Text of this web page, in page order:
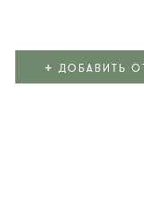
+ ДОБАВИТЬ